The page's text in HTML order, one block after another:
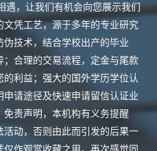
遇，让我们有机会向您展示我们
凭工艺，源于多年的专业研究
技术，结合学校出产的毕业
合理的交易流程，定金与尾款
利益；强大的国外学历学位认
请途径及快速申请留信认证业
责声明，本机构有义务提醒
动，否则由此而引发的后果一
作观赏收藏之用。再次感觉同